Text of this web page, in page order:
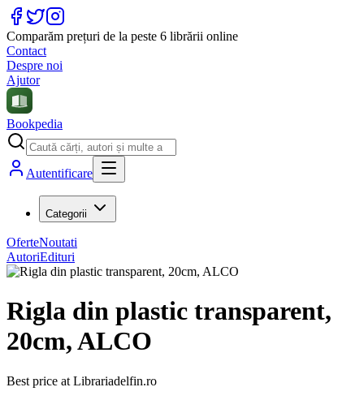
Comparăm prețuri de la peste 6 librării online
Contact
Despre noi
Ajutor
Bookpedia
Autentificare
Categorii
OferteNoutati
AutoriEdituri
Rigla din plastic transparent,
20cm, ALCO
Best price at Librariadelfin.ro